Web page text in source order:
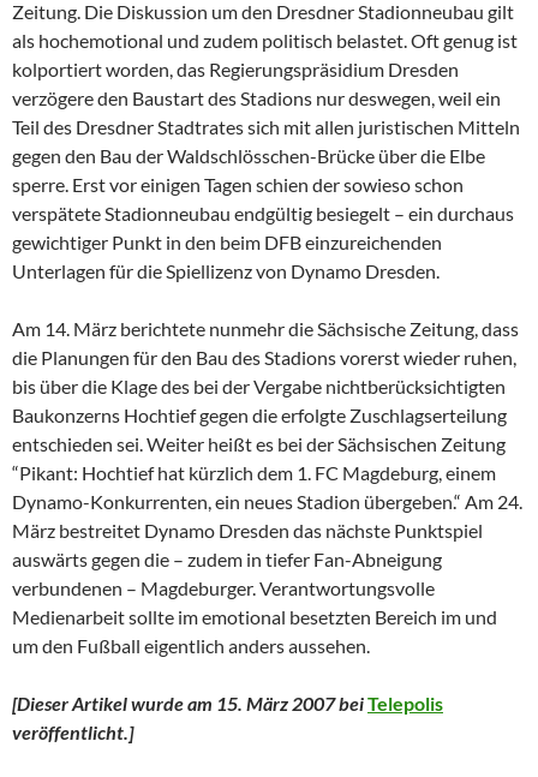
Zeitung. Die Diskussion um den Dresdner Stadionneubau gilt
als hochemotional und zudem politisch belastet. Oft genug ist
kolportiert worden, das Regierungspräsidium Dresden
verzögere den Baustart des Stadions nur deswegen, weil ein
Teil des Dresdner Stadtrates sich mit allen juristischen Mitteln
gegen den Bau der Waldschlösschen-Brücke über die Elbe
sperre. Erst vor einigen Tagen schien der sowieso schon
verspätete Stadionneubau endgültig besiegelt – ein durchaus
gewichtiger Punkt in den beim DFB einzureichenden
Unterlagen für die Spiellizenz von Dynamo Dresden.
Am 14. März berichtete nunmehr die Sächsische Zeitung, dass
die Planungen für den Bau des Stadions vorerst wieder ruhen,
bis über die Klage des bei der Vergabe nichtberücksichtigten
Baukonzerns Hochtief gegen die erfolgte Zuschlagserteilung
entschieden sei. Weiter heißt es bei der Sächsischen Zeitung
“Pikant: Hochtief hat kürzlich dem 1. FC Magdeburg, einem
Dynamo-Konkurrenten, ein neues Stadion übergeben.“ Am 24.
März bestreitet Dynamo Dresden das nächste Punktspiel
auswärts gegen die – zudem in tiefer Fan-Abneigung
verbundenen – Magdeburger. Verantwortungsvolle
Medienarbeit sollte im emotional besetzten Bereich im und
um den Fußball eigentlich anders aussehen.
[Dieser Artikel wurde am 15. März 2007 beiTelepolis
veröffentlicht.]